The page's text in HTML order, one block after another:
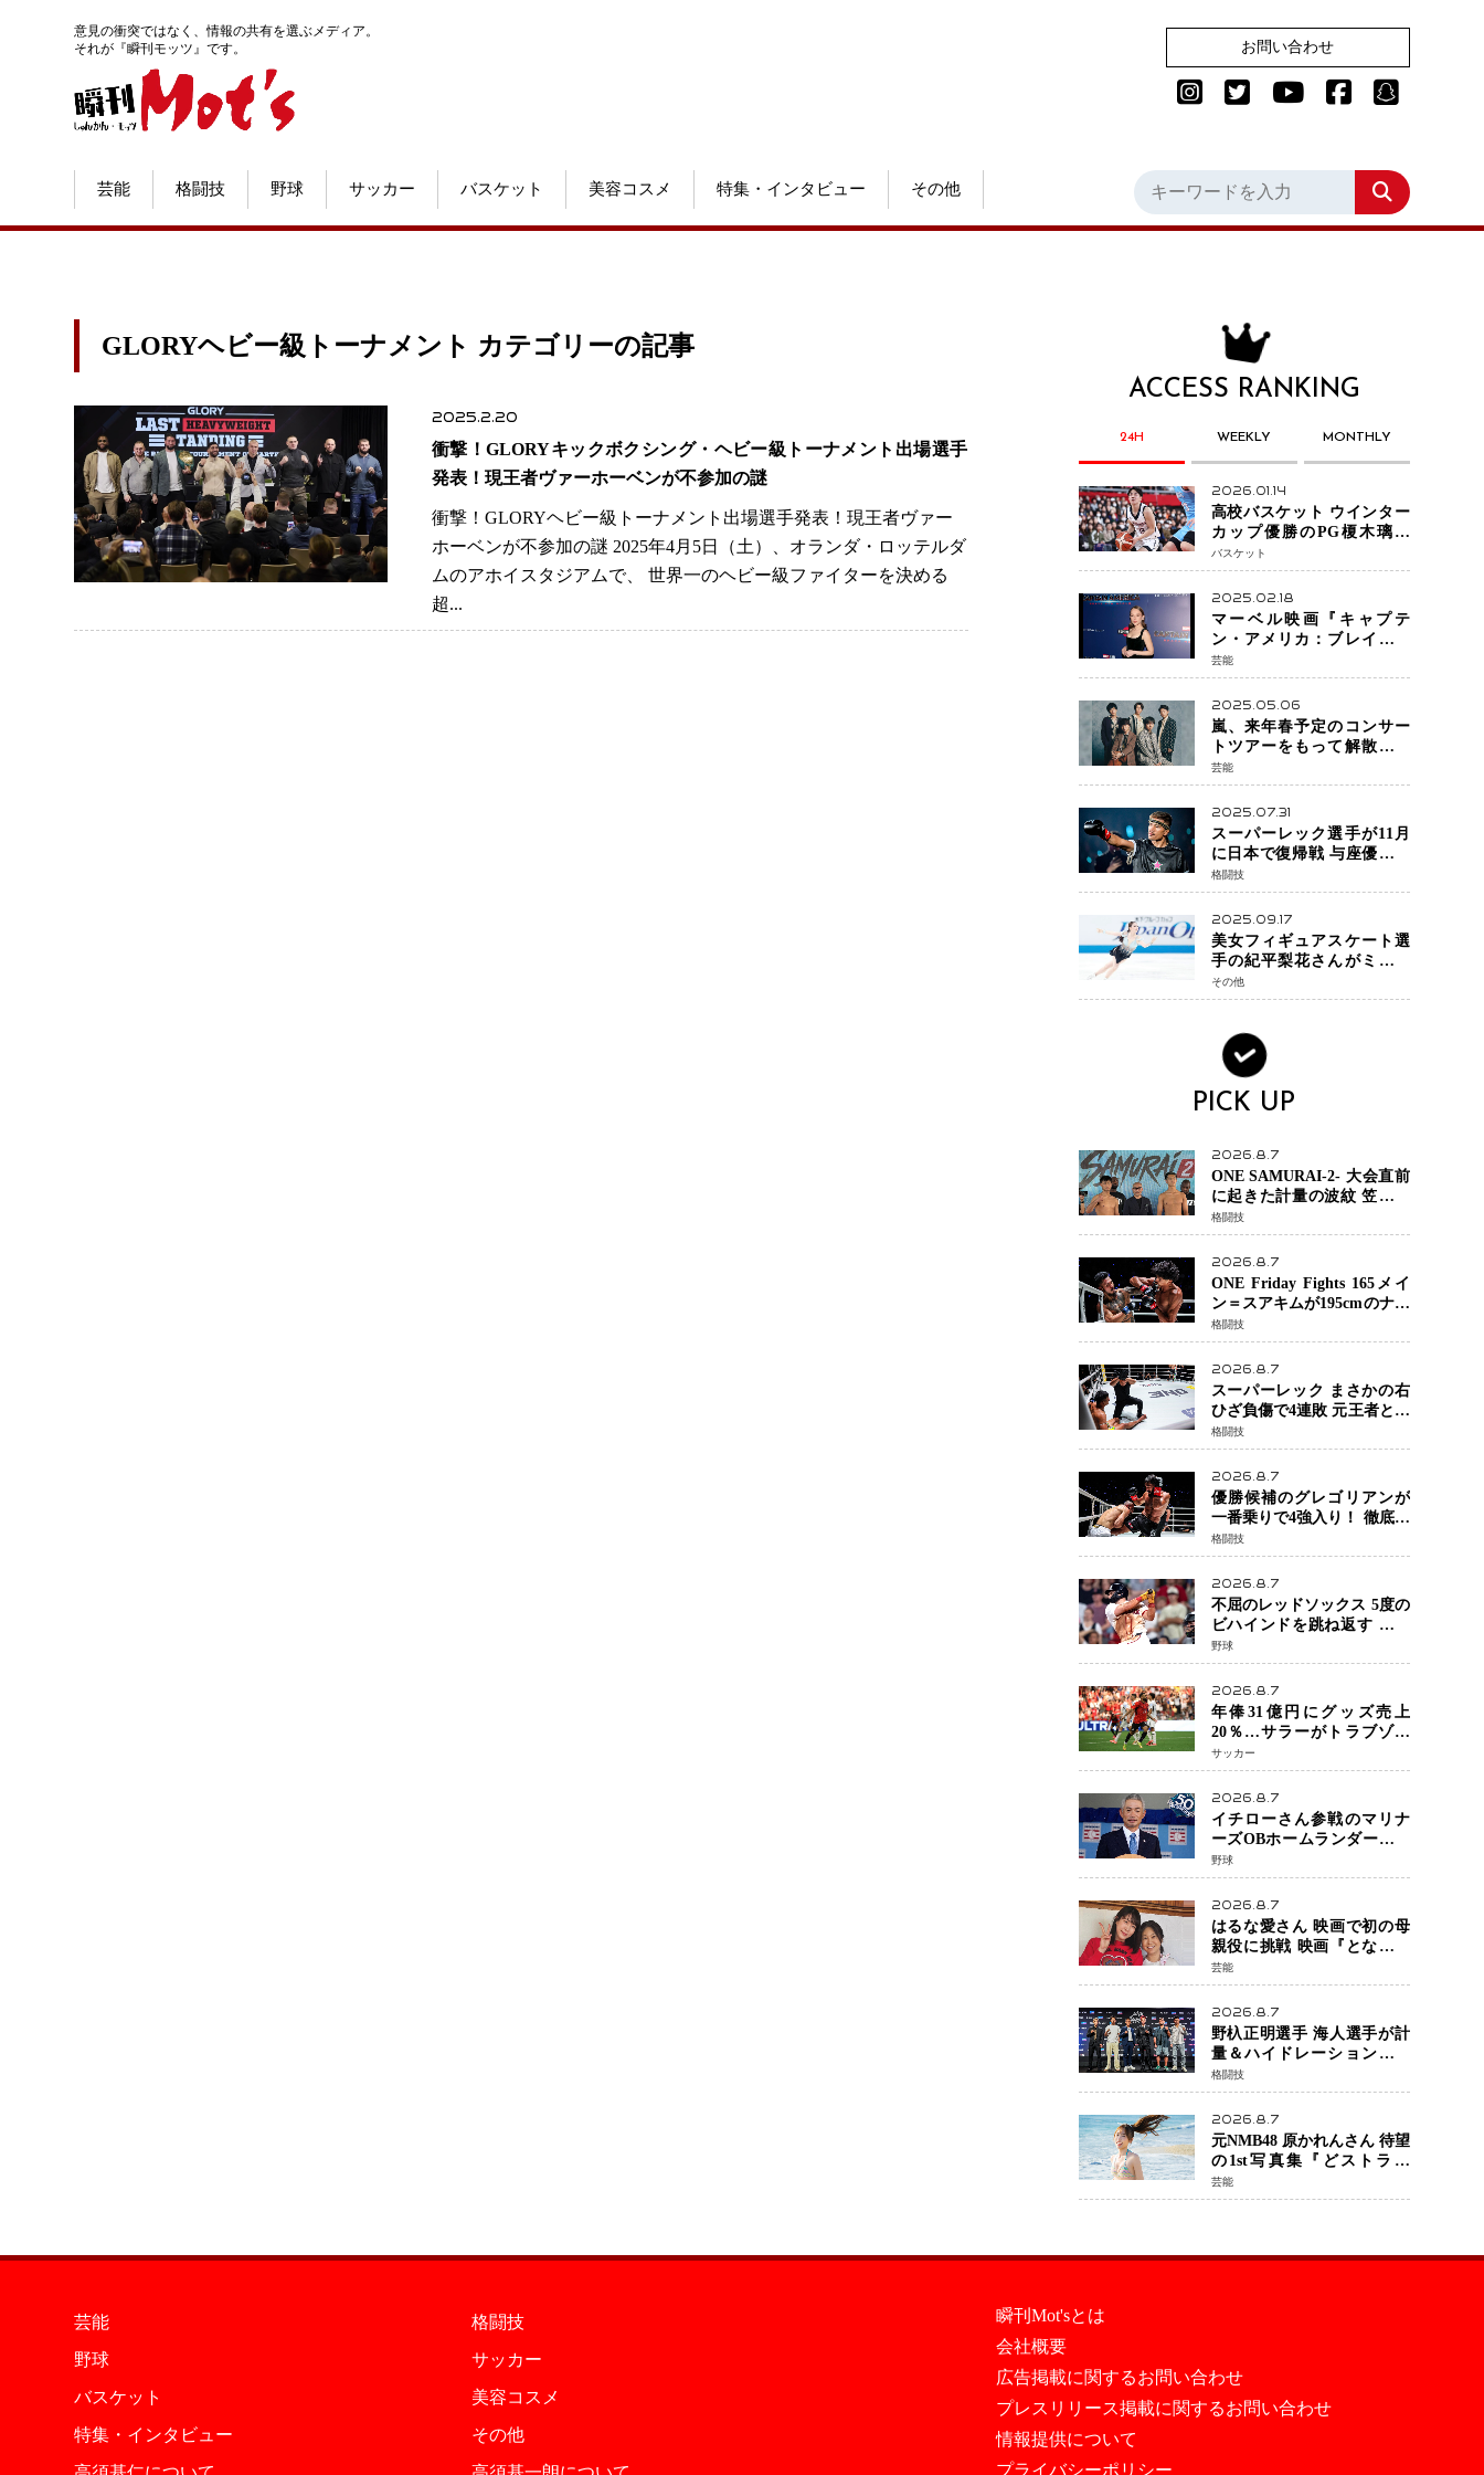
意見の衝突ではなく、情報の共有を選ぶメディア。
それが『瞬刊モッツ』です。
お問い合わせ
芸能 格闘技 野球 サッカー バスケット 美容コスメ 特集・インタビュー その他
GLORYヘビー級トーナメント カテゴリーの記事
2025.2.20
衝撃！GLORYキックボクシング・ヘビー級トーナメント出場選手
発表！現王者ヴァーホーベンが不参加の謎
衝撃！GLORYヘビー級トーナメント出場選手発表！現王者ヴァー
ホーベンが不参加の謎 2025年4月5日（土）、オランダ・ロッテルダ
ムのアホイスタジアムで、 世界一のヘビー級ファイターを決める
超...
ACCESS RANKING
24H WEEKLY MONTHLY
2026.01.14
高校バスケット ウインター
カップ優勝のPG榎木璃旺
（えのき・りお）がプロの
現場へ―。
バスケット
2025.02.18
マーベル映画『キャプテ
ン・アメリカ：ブレイブ・
ニュー・ワールド』 新ブラ
ック・ウィドウ役のシラ・
ハースとは！？
芸能
2025.05.06
嵐、来年春予定のコンサー
トツアーをもって解散 フ
ァンクラブも2026年5月末で
活動終了
芸能
2025.07.31
スーパーレック選手が11月
に日本で復帰戦 与座優貴選
手との激突に「すべての技
術を見せたい」
格闘技
2025.09.17
美女フィギュアスケート選
手の紀平梨花さんがミラノ
五輪出場断念 中部選手権欠
場を発表「安全最優先の判
その他
PICK UP
2026.8.7
ONE SAMURAI-2- 大会直前
に起きた計量の波紋 笠原弘
希ら注目ファイターは契約
体重で決戦へ、山本歩夢と
平山諒選手戦は中止に
格闘技
2026.8.7
ONE Friday Fights 165メイ
ン＝スアキムが195cmのナビ
ル・アナンからダウン奪
取！猛反撃を耐え抜き判定
勝利、8連勝を達成
格闘技
2026.8.7
スーパーレック まさかの右
ひざ負傷で4連敗 元王者とし
て異例の苦境…「アクシデ
ント」でも消えない危険信
号
格闘技
2026.8.7
優勝候補のグレゴリアンが
一番乗りで4強入り！ 徹底し
たローキックでウスビャン
を攻略、判定勝利
格闘技
2026.8.7
不屈のレッドソックス 5度の
ビハインドを跳ね返す 延長
13回サヨナラ勝ち 吉田正尚
選手も2安打1打点で貢献 4得
点以上は驚異の28連勝
野球
2026.8.7
年俸31億円にグッズ売上
20％…サラーがトラブゾン
スポル加入 世界サッカーは
「五大リーグ一強」から新
時代へ
サッカー
2026.8.7
イチローさん参戦のマリナ
ーズOBホームランダービー
が無料生配信 北米ならで
はの“魅せる興行”に世界が
注目
野球
2026.8.7
はるな愛さん 映画で初の母
親役に挑戦 映画『となりの
とらんす少女ちゃん』11月7
日公開 未来の自分との対話
を描く注目作
芸能
2026.8.7
野杁正明選手 海人選手が計
量＆ハイドレーションテス
トをクリア「ONE
SAMURAI 2」決戦へ万全の
準備整う
格闘技
2026.8.7
元NMB48 原かれんさん 待望
の1st写真集『どストライ
ク』発売決定 バリで魅せる
25歳の新境地
芸能
芸能
格闘技
野球
サッカー
バスケット
美容コスメ
特集・インタビュー
その他
瞬刊Mot'sとは
会社概要
広告掲載に関するお問い合わせ
プレスリリース掲載に関するお問い合わせ
情報提供について
プライバシーポリシー